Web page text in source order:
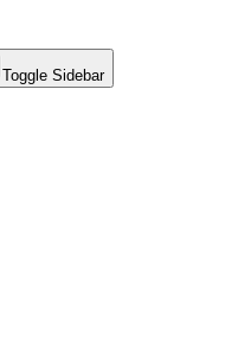
Toggle Sidebar